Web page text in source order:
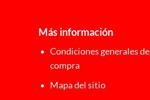
Más información
Condiciones generales de
compra
Mapa del sitio